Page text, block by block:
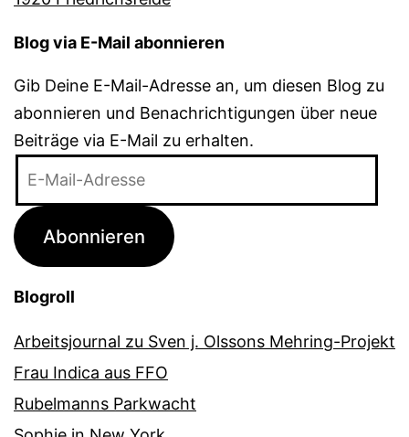
Blog via E-Mail abonnieren
Gib Deine E-Mail-Adresse an, um diesen Blog zu
abonnieren und Benachrichtigungen über neue
Beiträge via E-Mail zu erhalten.
Adresse
Abonnieren
Blogroll
Arbeitsjournal zu Sven j. Olssons Mehring-Projekt
Frau Indica aus FFO
Rubelmanns Parkwacht